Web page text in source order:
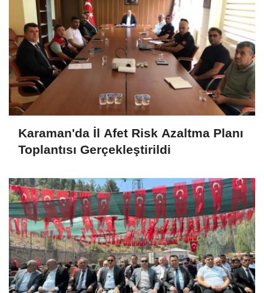
Karaman'da İl Afet Risk Azaltma Planı
Toplantısı Gerçekleştirildi